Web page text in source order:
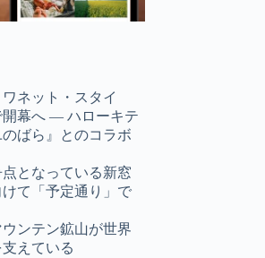
ワネット・スタイ
開幕へ ― ハローキテ
ばら』とのコラボ
となっている新窓
て「予定通り」で
ンテン鉱山が世界
えている